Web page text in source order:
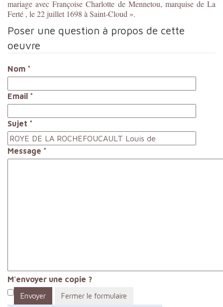
mariage avec Françoise Charlotte de Mennetou, marquise de La
Ferté , le 22 juillet 1698 à Saint-Cloud ».
Poser une question à propos de cette
oeuvre
Nom *
Email *
Sujet *
Message *
M'envoyer une copie ?
Envoyer
Fermer le formulaire